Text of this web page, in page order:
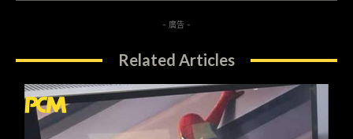
- 廣告 -
Related Articles